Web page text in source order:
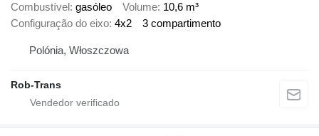
Combustível gasóleo Volume 10,6 m³
Configuração do eixo 4x2 3 compartimento
Polónia, Włoszczowa
Rob-Trans